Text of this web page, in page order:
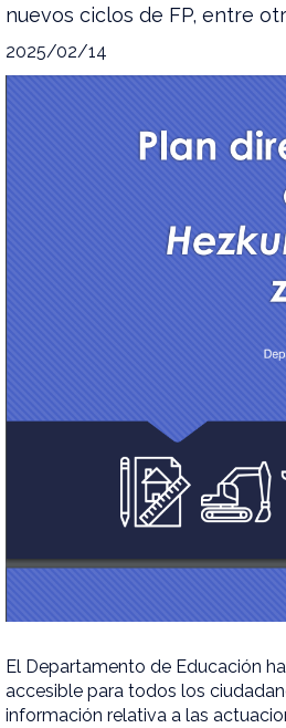
nuevos ciclos de FP, entre
2025/02/14
El Departamento de Educación
accesible para todos los
información relativa a las